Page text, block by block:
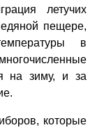
летучих
пещере,
в
на зиму, и за
которые